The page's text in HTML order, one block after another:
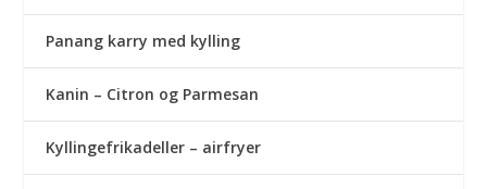
Panang karry med kylling
Kanin – Citron og Parmesan
Kyllingefrikadeller – airfryer